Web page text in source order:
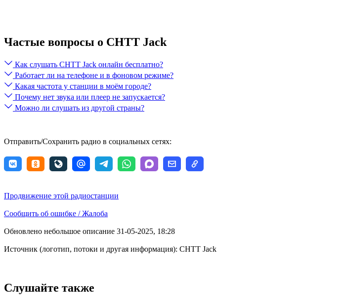
Частые вопросы о CHTT Jack
Как слушать CHTT Jack онлайн бесплатно?
Работает ли на телефоне и в фоновом режиме?
Какая частота у станции в моём городе?
Почему нет звука или плеер не запускается?
Можно ли слушать из другой страны?
Отправить/Сохранить радио в социальных сетях:
Продвижение этой радиостанции
Сообщить об ошибке / Жалоба
Обновлено небольшое описание 31-05-2025, 18:28
Источник (логотип, потоки и другая информация): CHTT Jack
Слушайте также